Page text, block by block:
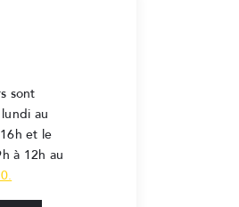
sont
au
et le
à 12h au